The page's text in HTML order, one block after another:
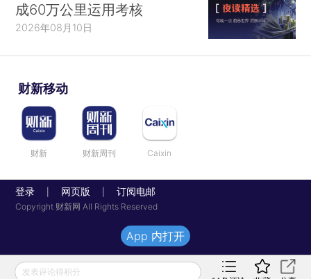
成60万公里运用考核
2026年08月10日
财新移动
财新 财新周刊 Caixin
登录 网页版 订阅电邮
Copyright 财新网 All Rights Reserved
发表评论得积分
App 内打开